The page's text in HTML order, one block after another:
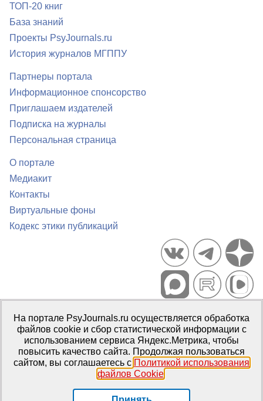
ТОП-20 книг
База знаний
Проекты PsyJournals.ru
История журналов МГППУ
Партнеры портала
Информационное спонсорство
Приглашаем издателей
Подписка на журналы
Персональная страница
О портале
Медиакит
Контакты
Виртуальные фоны
Кодекс этики публикаций
Портал психологических изданий PsyJournals.ru, 2007–2026
Правила использования материалов
Свидетельство регистрации СМИЭл № ФС77-66447 от 14 июля
2016 г.
Издатель: ФГБОУ ВО МГППУ
На портале PsyJournals.ru осуществляется обработка
файлов cookie и сбор статистической информации с
использованием сервиса Яндекс.Метрика, чтобы
повысить качество сайта. Продолжая пользоваться
сайтом, вы соглашаетесь с Политикой использования
файлов Cookie.